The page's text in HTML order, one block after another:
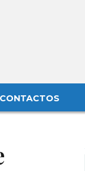
CONTACTOS